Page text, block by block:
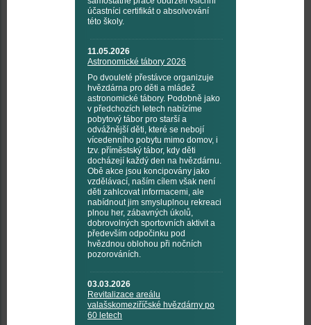
účastníci certifikát o absolvování
této školy.
11.05.2026
Astronomické tábory 2026
Po dvouleté přestávce organizuje
hvězdárna pro děti a mládež
astronomické tábory. Podobně jako
v předchozích letech nabízíme
pobytový tábor pro starší a
odvážnější děti, které se nebojí
vícedenního pobytu mimo domov, i
tzv. příměstský tábor, kdy děti
docházejí každý den na hvězdárnu.
Obě akce jsou koncipovány jako
vzdělávací, naším cílem však není
děti zahlcovat informacemi, ale
nabídnout jim smysluplnou rekreaci
plnou her, zábavných úkolů,
dobrovolných sportovních aktivit a
především odpočinku pod
hvězdnou oblohou při nočních
pozorováních.
03.03.2026
Revitalizace areálu
valašskomeziříčské hvězdárny po
60 letech